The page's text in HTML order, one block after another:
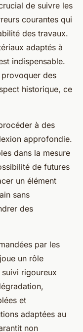
de suivre les
courantes qui
des travaux.
adaptés à
indispensable.
provoquer des
historique, ce
à des
approfondie.
dans la mesure
de futures
un élément
sans
des
par les
un rôle
rigoureux
et
adaptées au
non